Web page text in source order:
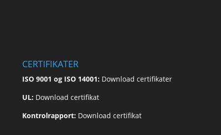
CERTIFIKATER
ISO 9001 og ISO 14001: Download certifikater
UL: Download certifikat
Kontrolrapport: Download certifikat